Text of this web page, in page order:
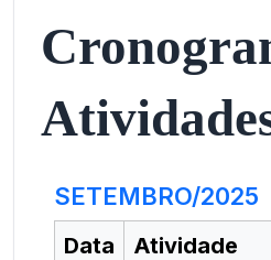
SETEMBRO/2025
Data Atividade